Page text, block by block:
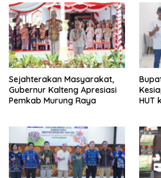
Sejahterakan Masyarakat,
Gubernur Kalteng Apresiasi
Pemkab Murung Raya
HUT